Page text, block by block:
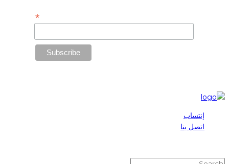
*
إنتساب
اتصل بنا